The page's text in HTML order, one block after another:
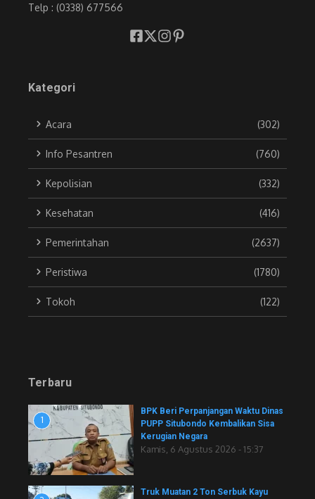
Telp : (0338) 677566
Kategori
Acara (302)
Info Pesantren (760)
Kepolisian (332)
Kesehatan (416)
Pemerintahan (2637)
Peristiwa (1780)
Tokoh (122)
Terbaru
1
BPK Beri Perpanjangan Waktu Dinas
PUPP Situbondo Kembalikan Sisa
Kerugian Negara
Kamis, 6 Agustus 2026 - 15:37
Truk Muatan 2 Ton Serbuk Kayu